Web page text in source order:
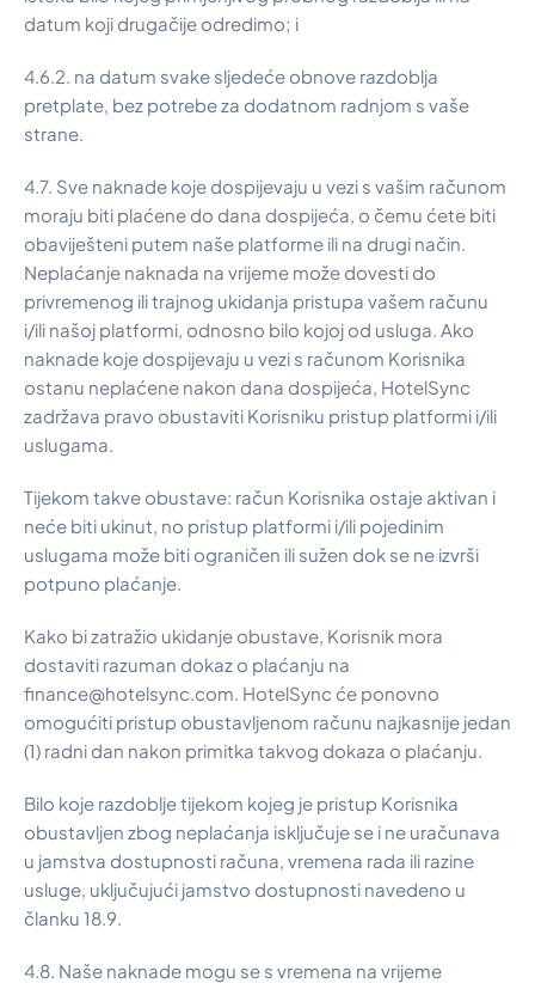
datum koji drugačije odredimo; i
4.6.2. na datum svake sljedeće obnove razdoblja
pretplate, bez potrebe za dodatnom radnjom s vaše
strane.
4.7. Sve naknade koje dospijevaju u vezi s vašim računom
moraju biti plaćene do dana dospijeća, o čemu ćete biti
obaviješteni putem naše platforme ili na drugi način.
Neplaćanje naknada na vrijeme može dovesti do
privremenog ili trajnog ukidanja pristupa vašem računu
i/ili našoj platformi, odnosno bilo kojoj od usluga. Ako
naknade koje dospijevaju u vezi s računom Korisnika
ostanu neplaćene nakon dana dospijeća, HotelSync
zadržava pravo obustaviti Korisniku pristup platformi i/ili
uslugama.
Tijekom takve obustave: račun Korisnika ostaje aktivan i
neće biti ukinut, no pristup platformi i/ili pojedinim
uslugama može biti ograničen ili sužen dok se ne izvrši
potpuno plaćanje.
Kako bi zatražio ukidanje obustave, Korisnik mora
dostaviti razuman dokaz o plaćanju na
finance@hotelsync.com. HotelSync će ponovno
omogućiti pristup obustavljenom računu najkasnije jedan
(1) radni dan nakon primitka takvog dokaza o plaćanju.
Bilo koje razdoblje tijekom kojeg je pristup Korisnika
obustavljen zbog neplaćanja isključuje se i ne uračunava
u jamstva dostupnosti računa, vremena rada ili razine
usluge, uključujući jamstvo dostupnosti navedeno u
članku 18.9.
4.8. Naše naknade mogu se s vremena na vrijeme